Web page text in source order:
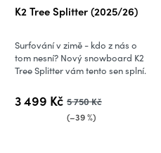
K2 Tree Splitter (2025/26)
3 499 Kč 5 750 Kč
(–39 %)
Surfování v zimě - kdo z nás o
tom nesní? Nový snowboard K2
Tree Splitter vám tento sen splní.